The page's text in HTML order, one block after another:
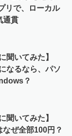
リで、ローカル
通貫
聞いてみた】
なるなら、パソ
？
聞いてみた】
ぜ全部100円？